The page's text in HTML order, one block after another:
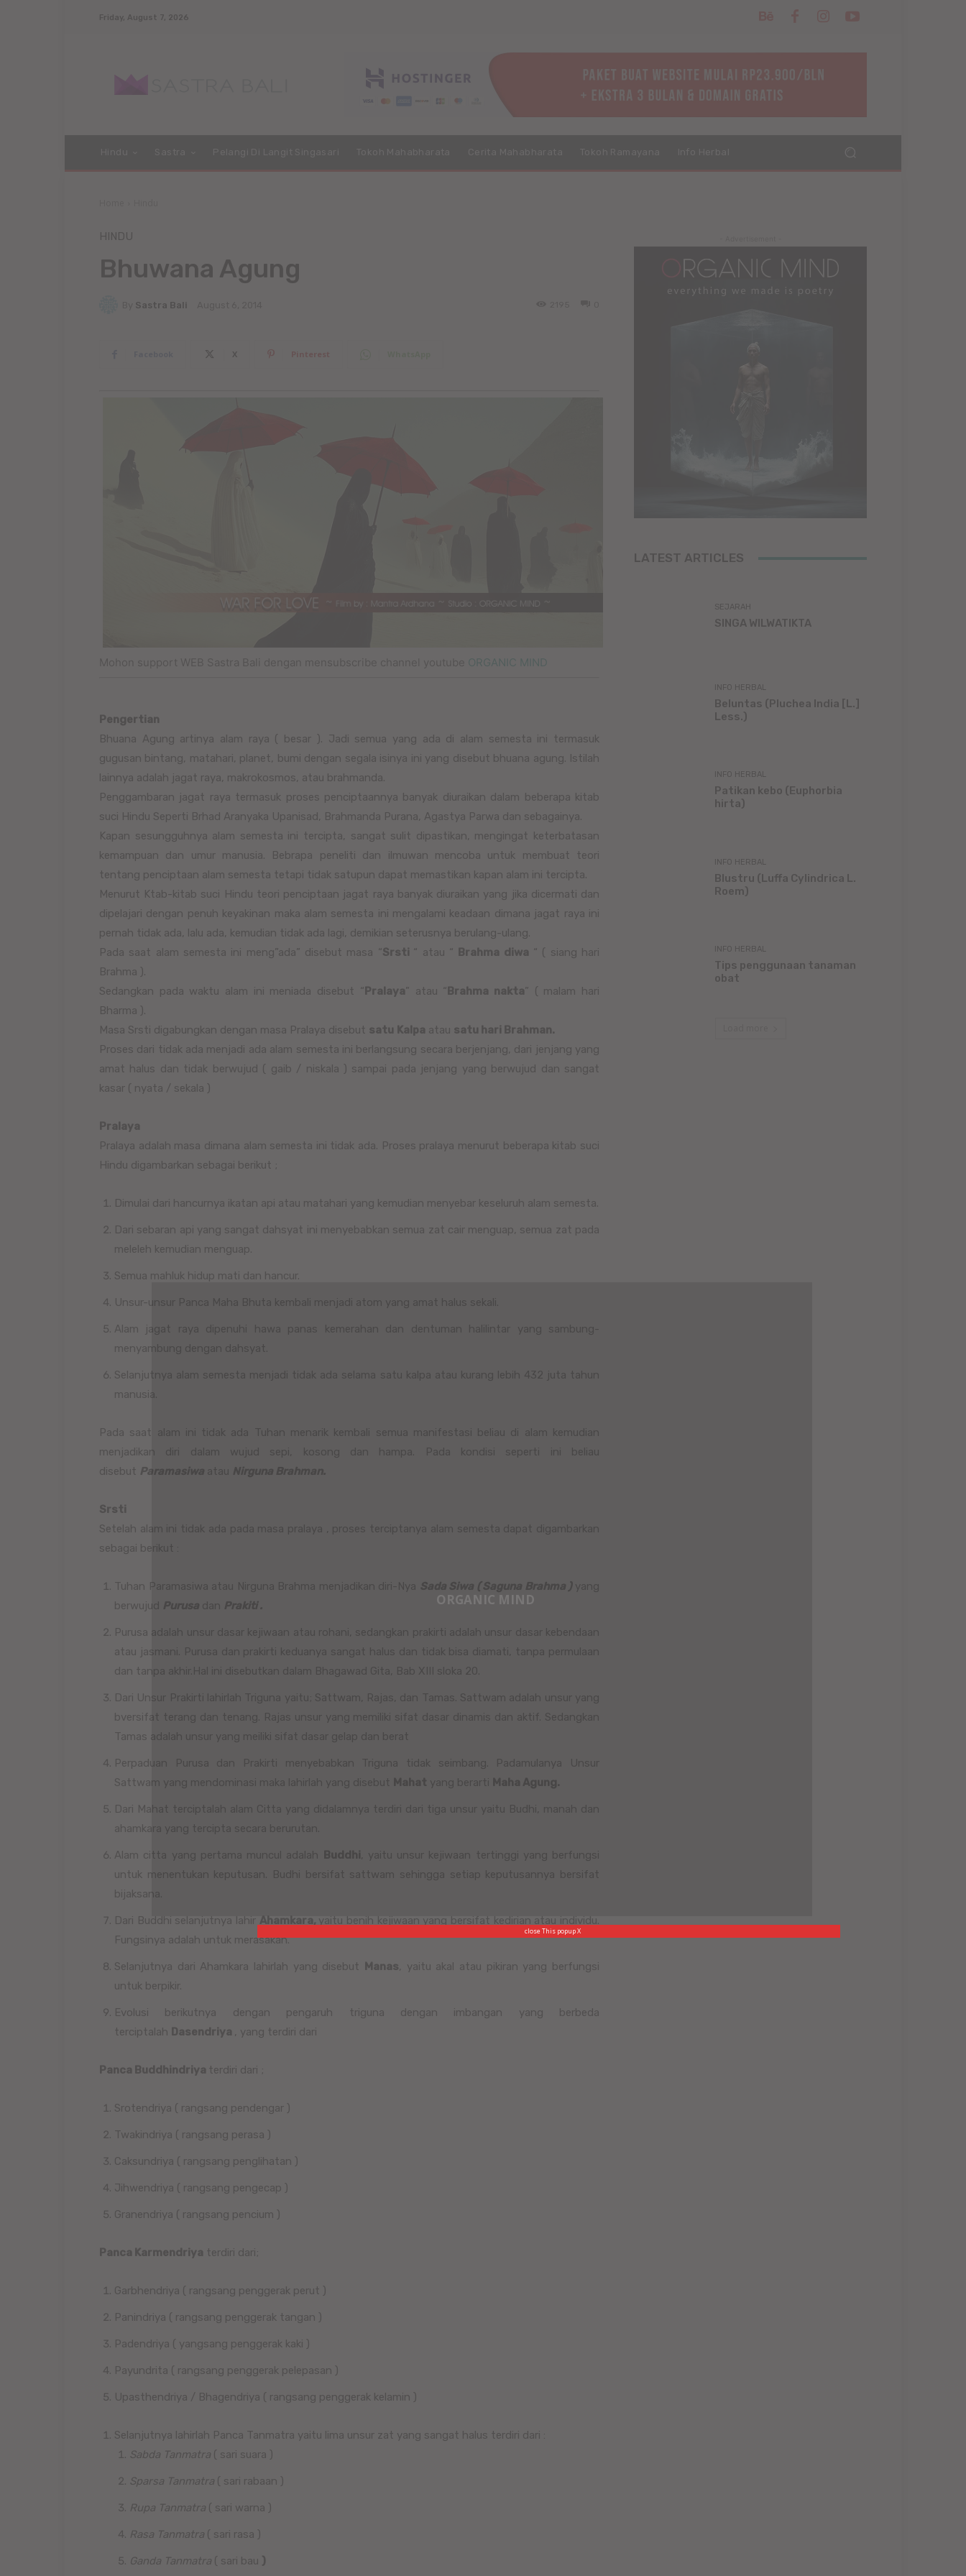
Friday, August 7, 2026
HINDU
Bhuwana Agung
Sastra Bali
X
ORGANIC MIND
Pengertian
Bhuana Agung artinya alam raya ( besar ). Jadi semua yang ada di alam semesta ini termasuk
gugusan bintang, matahari, planet, bumi dengan segala isinya ini yang disebut bhuana agung. Istilah
lainnya adalah jagat raya, makrokosmos, atau brahmanda.
Penggambaran jagat raya termasuk proses penciptaannya banyak diuraikan dalam beberapa kitab
suci Hindu Seperti Brhad Aranyaka Upanisad, Brahmanda Purana, Agastya Parwa dan sebagainya.
Kapan sesungguhnya alam semesta ini tercipta, sangat sulit dipastikan, mengingat keterbatasan
kemampuan dan umur manusia. Bebrapa peneliti dan ilmuwan mencoba untuk membuat teori
tentang penciptaan alam semesta tetapi tidak satupun dapat memastikan kapan alam ini tercipta.
Menurut Ktab-kitab suci Hindu teori penciptaan jagat raya banyak diuraikan yang jika dicermati dan
dipelajari dengan penuh keyakinan maka alam semesta ini mengalami keadaan dimana jagat raya ini
pernah tidak ada, lalu ada, kemudian tidak ada lagi, demikian seterusnya berulang-ulang.
Pada saat alam semesta ini meng”ada” disebut masa “Srsti “ atau “ Brahma diwa “ ( siang hari
Brahma ).
Sedangkan pada waktu alam ini meniada disebut “ Pralaya” atau “ Brahma nakta” ( malam hari
Bharma ).
Masa Srsti digabungkan dengan masa Pralaya disebut satu Kalpa atau satu hari Brahman.
Proses dari tidak ada menjadi ada alam semesta ini berlangsung secara berjenjang, dari jenjang yang
amat halus dan tidak berwujud ( gaib / niskala ) sampai pada jenjang yang berwujud dan sangat
kasar ( nyata / sekala )
Pralaya
Pralaya adalah masa dimana alam semesta ini tidak ada. Proses pralaya menurut beberapa kitab suci
Hindu digambarkan sebagai berikut ;
Dimulai dari hancurnya ikatan api atau matahari yang kemudian menyebar keseluruh alam semesta.
Dari sebaran api yang sangat dahsyat ini menyebabkan semua zat cair menguap, semua zat pada
meleleh kemudian menguap.
Semua mahluk hidup mati dan hancur.
Unsur-unsur Panca Maha Bhuta kembali menjadi atom yang amat halus sekali.
Alam jagat raya dipenuhi hawa panas kemerahan dan dentuman halilintar yang sambung-
menyambung dengan dahsyat.
Selanjutnya alam semesta menjadi tidak ada selama satu kalpa atau kurang lebih 432 juta tahun
manusia.
Pada saat alam ini tidak ada Tuhan menarik kembali semua manifestasi beliau di alam kemudian
menjadikan diri dalam wujud sepi, kosong dan hampa. Pada kondisi seperti ini beliau
disebut Paramasiwa
Srsti
Setelah alam ini tidak ada pada masa pralaya , proses terciptanya alam semesta dapat digambarkan
sebagai berikut :
Tuhan Paramasiwa atau Nirguna Brahma menjadikan diri-Nya
berwujud
Purusa adalah unsur dasar kejiwaan atau rohani, sedangkan prakirti adalah unsur dasar kebendaan
atau jasmani. Purusa dan prakirti keduanya sangat halus dan tidak bisa diamati, tanpa permulaan
dan tanpa akhir.Hal ini disebutkan dalam Bhagawad Gita, Bab XIII sloka 20.
Dari Unsur Prakirti lahirlah Triguna yaitu; Sattwam, Rajas, dan Tamas. Sattwam adalah unsur yang
bversifat terang dan tenang. Rajas unsur yang memiliki sifat dasar dinamis dan aktif. Sedangkan
Tamas adalah unsur yang meiliki sifat dasar gelap dan berat
Perpaduan Purusa dan Prakirti menyebabkan Triguna tidak seimbang. Padamulanya Unsur
Sattwam yang mendominasi maka lahirlah yang disebut
Dari Mahat terciptalah alam Citta yang didalamnya terdiri dari tiga unsur yaitu Budhi, manah dan
ahamkara yang tercipta secara berurutan.
Alam citta yang pertama muncul adalah
untuk menentukan keputusan. Budhi bersifat sattwam sehingga setiap keputusannya bersifat
bijaksana.
Dari Buddhi selanjutnya lahir Ahamkara, yaitu benih kejiwaan yang bersifat kedirian atau individu.
Fungsinya adalah untuk merasakan.
Selanjutnya dari Ahamkara lahirlah yang disebut Manas, yaitu akal atau pikiran yang berfungsi
untuk berpikir.
Evolusi berikutnya dengan pengaruh triguna dengan imbangan yang berbeda
terciptalah Dasendriya , yang terdiri dari
Panca Buddhindriya terdiri dari ;
Srotendriya ( rangsang pendengar )
Twakindriya ( rangsang perasa )
Caksundriya ( rangsang penglihatan )
Jihwendriya ( rangsang pengecap )
Granendriya ( rangsang pencium )
Panca Karmendriya terdiri dari;
Garbhendriya ( rangsang penggerak perut )
Panindriya ( rangsang penggerak tangan )
Padendriya ( yangsang penggerak kaki )
Payundrita ( rangsang penggerak pelepasan )
Upasthendriya / Bhagendriya ( rangsang penggerak kelamin )
Selanjutnya lahirlah Panca Tanmatra yaitu lima unsur zat yang sangat halus terdiri dari :
Sabda Tanmatra ( sari suara )
Sparsa Tanmatra ( sari rabaan )
Rupa Tanmatra ( sari warna )
Rasa Tanmatra ( sari rasa )
Ganda Tanmatra ( sari bau )
LATEST ARTICLES
SEJARAH
SINGA WILWATIKTA
INFO HERBAL
Beluntas (Pluchea India [L.]
Less.)
INFO HERBAL
Patikan kebo (Euphorbia
hirta)
INFO HERBAL
Blustru (Luffa Cylindrica L.
Roem)
INFO HERBAL
Tips penggunaan tanaman
obat
ORGANIC MIND
close This popup X